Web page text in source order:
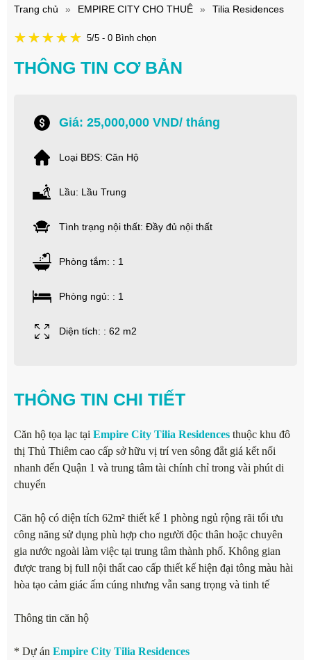
Trang chủ » EMPIRE CITY CHO THUÊ » Tilia Residences
5/5 - 0 Bình chọn
THÔNG TIN CƠ BẢN
Giá: 25,000,000 VND/ tháng
Loại BĐS: Căn Hộ
Lầu: Lầu Trung
Tình trạng nội thất: Đầy đủ nội thất
Phòng tắm: : 1
Phòng ngủ: : 1
Diện tích: : 62 m2
THÔNG TIN CHI TIẾT
Căn hộ tọa lạc tại Empire City Tilia Residences thuộc khu đô
thị Thủ Thiêm cao cấp sở hữu vị trí ven sông đắt giá kết nối
nhanh đến Quận 1 và trung tâm tài chính chỉ trong vài phút di
chuyển
Căn hộ có diện tích 62m² thiết kế 1 phòng ngủ rộng rãi tối ưu
công năng sử dụng phù hợp cho người độc thân hoặc chuyên
gia nước ngoài làm việc tại trung tâm thành phố. Không gian
được trang bị full nội thất cao cấp thiết kế hiện đại tông màu hài
hòa tạo cảm giác ấm cúng nhưng vẫn sang trọng và tinh tế
Thông tin căn hộ
* Dự án Empire City Tilia Residences